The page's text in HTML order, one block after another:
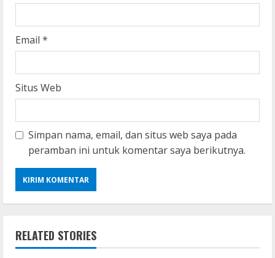
Email *
Situs Web
Simpan nama, email, dan situs web saya pada
peramban ini untuk komentar saya berikutnya.
RELATED STORIES